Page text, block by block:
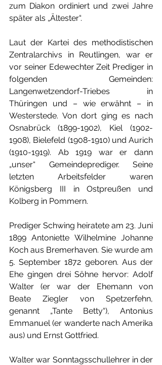
zum Diakon ordiniert und zwei Jahre
später als „Ältester“.
Laut der Kartei des methodistischen
Zentralarchivs in Reutlingen, war er
vor seiner Edewechter Zeit Prediger in
folgenden Gemeinden:
Langenwetzendorf-Triebes in
Thüringen und – wie erwähnt – in
Westerstede. Von dort ging es nach
Osnabrück (1899-1902), Kiel (1902-
1908), Bielefeld (1908-1910) und Aurich
(1910-1919). Ab 1919 war er dann
„unser“ Gemeindeprediger. Seine
letzten Arbeitsfelder waren
Königsberg III in Ostpreußen und
Kolberg in Pommern.
Prediger Schwing heiratete am 23. Juni
1899 Antoniette Wilhelmine Johanne
Koch aus Bremerhaven. Sie wurde am
5. September 1872 geboren. Aus der
Ehe gingen drei Söhne hervor: Adolf
Walter (er war der Ehemann von
Beate Ziegler von Spetzerfehn,
genannt „Tante Betty“), Antonius
Emmanuel (er wanderte nach Amerika
aus) und Ernst Gottfried.
Walter war Sonntagsschullehrer in der